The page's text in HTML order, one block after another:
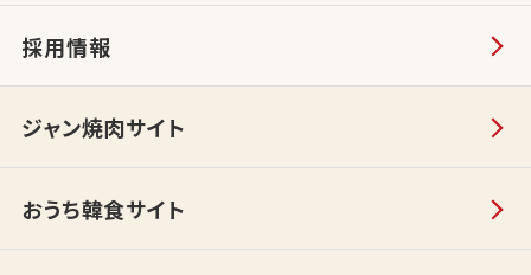
採用情報
ジャン焼肉サイト
おうち韓食サイト